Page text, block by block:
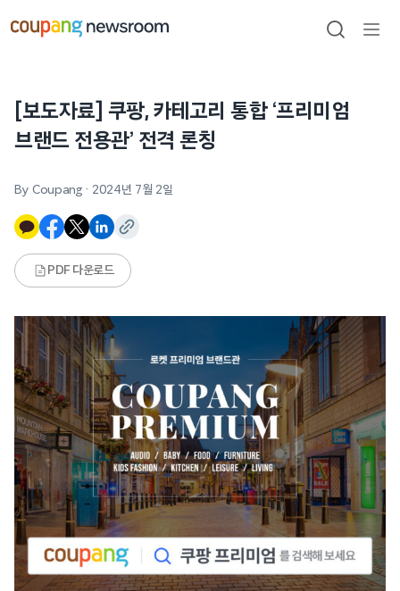
건너뛰기
검색
[보도자료] 쿠팡, 카테고리 통합 ‘프리미엄
브랜드 전용관’ 전격 론칭
By Coupang · 2024년 7월 2일
PDF 다운로드